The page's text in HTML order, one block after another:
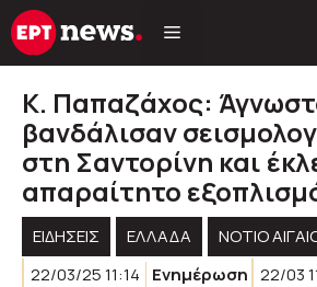
Μετάβαση
σε
Κ. Παπαζάχος:
βανδάλισαν
στη Σαντορίνη και
απαραίτητο
ΕΙΔΗΣΕΙΣ ΕΛΛΑΔΑ
ΝΟΤΙΟ
22/03/25 11:14
Ενημέρωση 22/03